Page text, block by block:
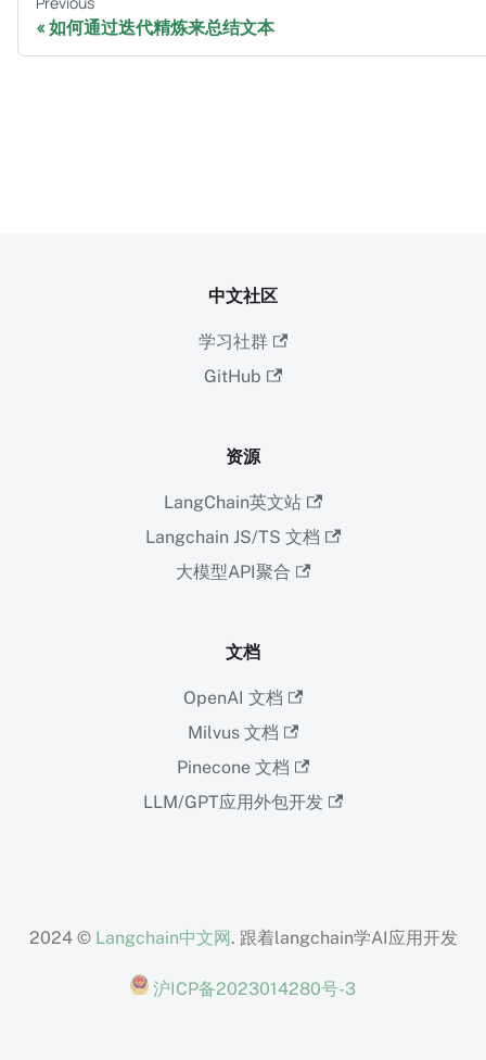
如何通过迭代精炼来总结文本
中文社区
学习社群
GitHub
资源
LangChain英文站
Langchain JS/TS 文档
大模型API聚合
文档
OpenAI 文档
Milvus 文档
Pinecone 文档
LLM/GPT应用外包开发
2024 © Langchain中文网. 跟着langchain学AI应用开发
沪ICP备2023014280号-3